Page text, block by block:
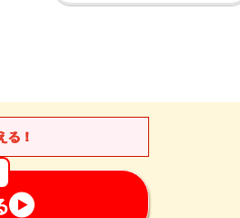
る！